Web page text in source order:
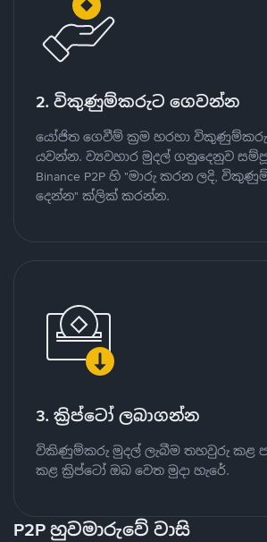
2. විකුණුම්කරුට ගෙවන්න
යෝජිත ගෙවීම් ක්‍රම හරහා
යවන්න. ව්‍යවහාර මුදල් ගනුදෙනුව
Binance P2P හි "මාරු කරන ලදි,
දෙන්න" ක්ලික් කරන්න.
3. ක්‍රිප්ටෝ ලබාගන්න
විකිණුම්කරු මුදල් ලැබීම තහවුරු කළ
කළ ක්‍රිප්ටෝ ඔබ වෙත මුදා හැරේ.
P2P හුවමාරුවේ වාසි